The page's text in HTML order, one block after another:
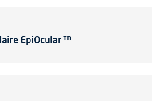
EpiOcular ™